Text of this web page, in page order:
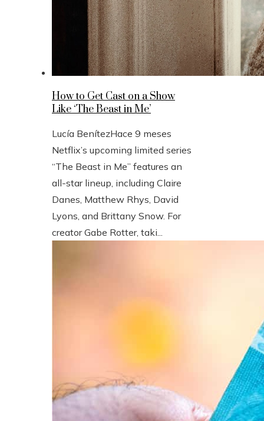
How to Get Cast on a Show
Like ‘The Beast in Me’
Lucía BenítezHace 9 meses
Netflix’s upcoming limited series
“The Beast in Me” features an
all-star lineup, including Claire
Danes, Matthew Rhys, David
Lyons, and Brittany Snow. For
creator Gabe Rotter, taki...